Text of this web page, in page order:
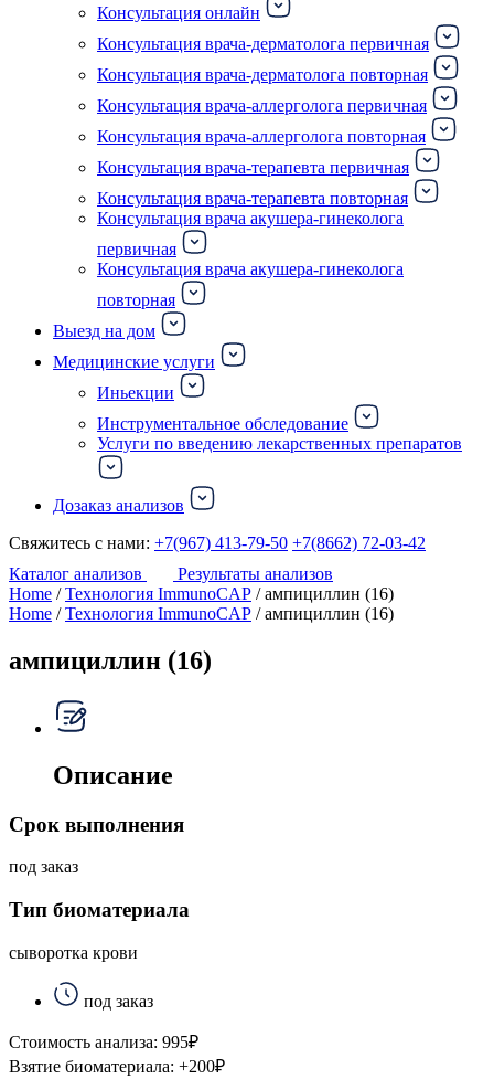
Консультация онлайн
Консультация врача-дерматолога первичная
Консультация врача-дерматолога повторная
Консультация врача-аллерголога первичная
Консультация врача-аллерголога повторная
Консультация врача-терапевта первичная
Консультация врача-терапевта повторная
Консультация врача акушера-гинеколога
первичная
Консультация врача акушера-гинеколога
повторная
Выезд на дом
Медицинские услуги
Иньекции
Инструментальное обследование
Услуги по введению лекарственных препаратов
Дозаказ анализов
Свяжитесь с нами: +7(967) 413-79-50 +7(8662) 72-03-42
Каталог анализов
Результаты анализов
Home /Технология ImmunoCAP / ампициллин (16)
Home /Технология ImmunoCAP / ампициллин (16)
ампициллин (16)
Описание
Срок выполнения
под заказ
Тип биоматериала
сыворотка крови
под заказ
Стоимость анализа: 995₽
Взятие биоматериала: +200₽